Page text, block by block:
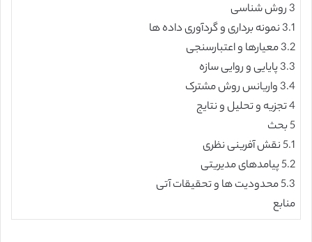
3 روش شناسی
3.1 نمونه برداری و گردآوری داده ها
3.2 معیارها و اعتبارسنجی
3.3 پایایی و روایی سازه
3.4 واریانس روش مشترک
4 تجزیه و تحلیل و نتایج
5 بحث
5.1 نقش آفرینی نظری
5.2 پیامدهای مدیریتی
5.3 محدودیت ها و تحقیقات آتی
منابع